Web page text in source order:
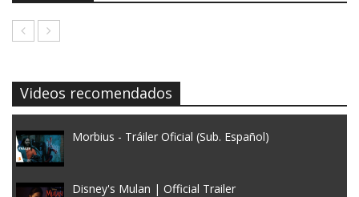
Videos recomendados
Morbius - Tráiler Oficial (Sub. Español)
Disney's Mulan | Official Trailer